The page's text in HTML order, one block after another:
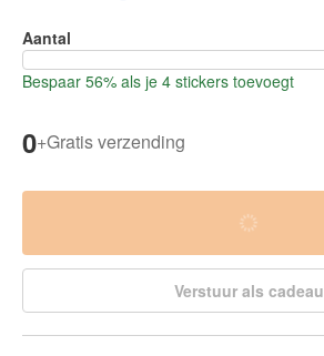
Aantal
Bespaar 56% als je 4 stickers toevoegt
0+Gratis verzending
Verstuur als cadeau